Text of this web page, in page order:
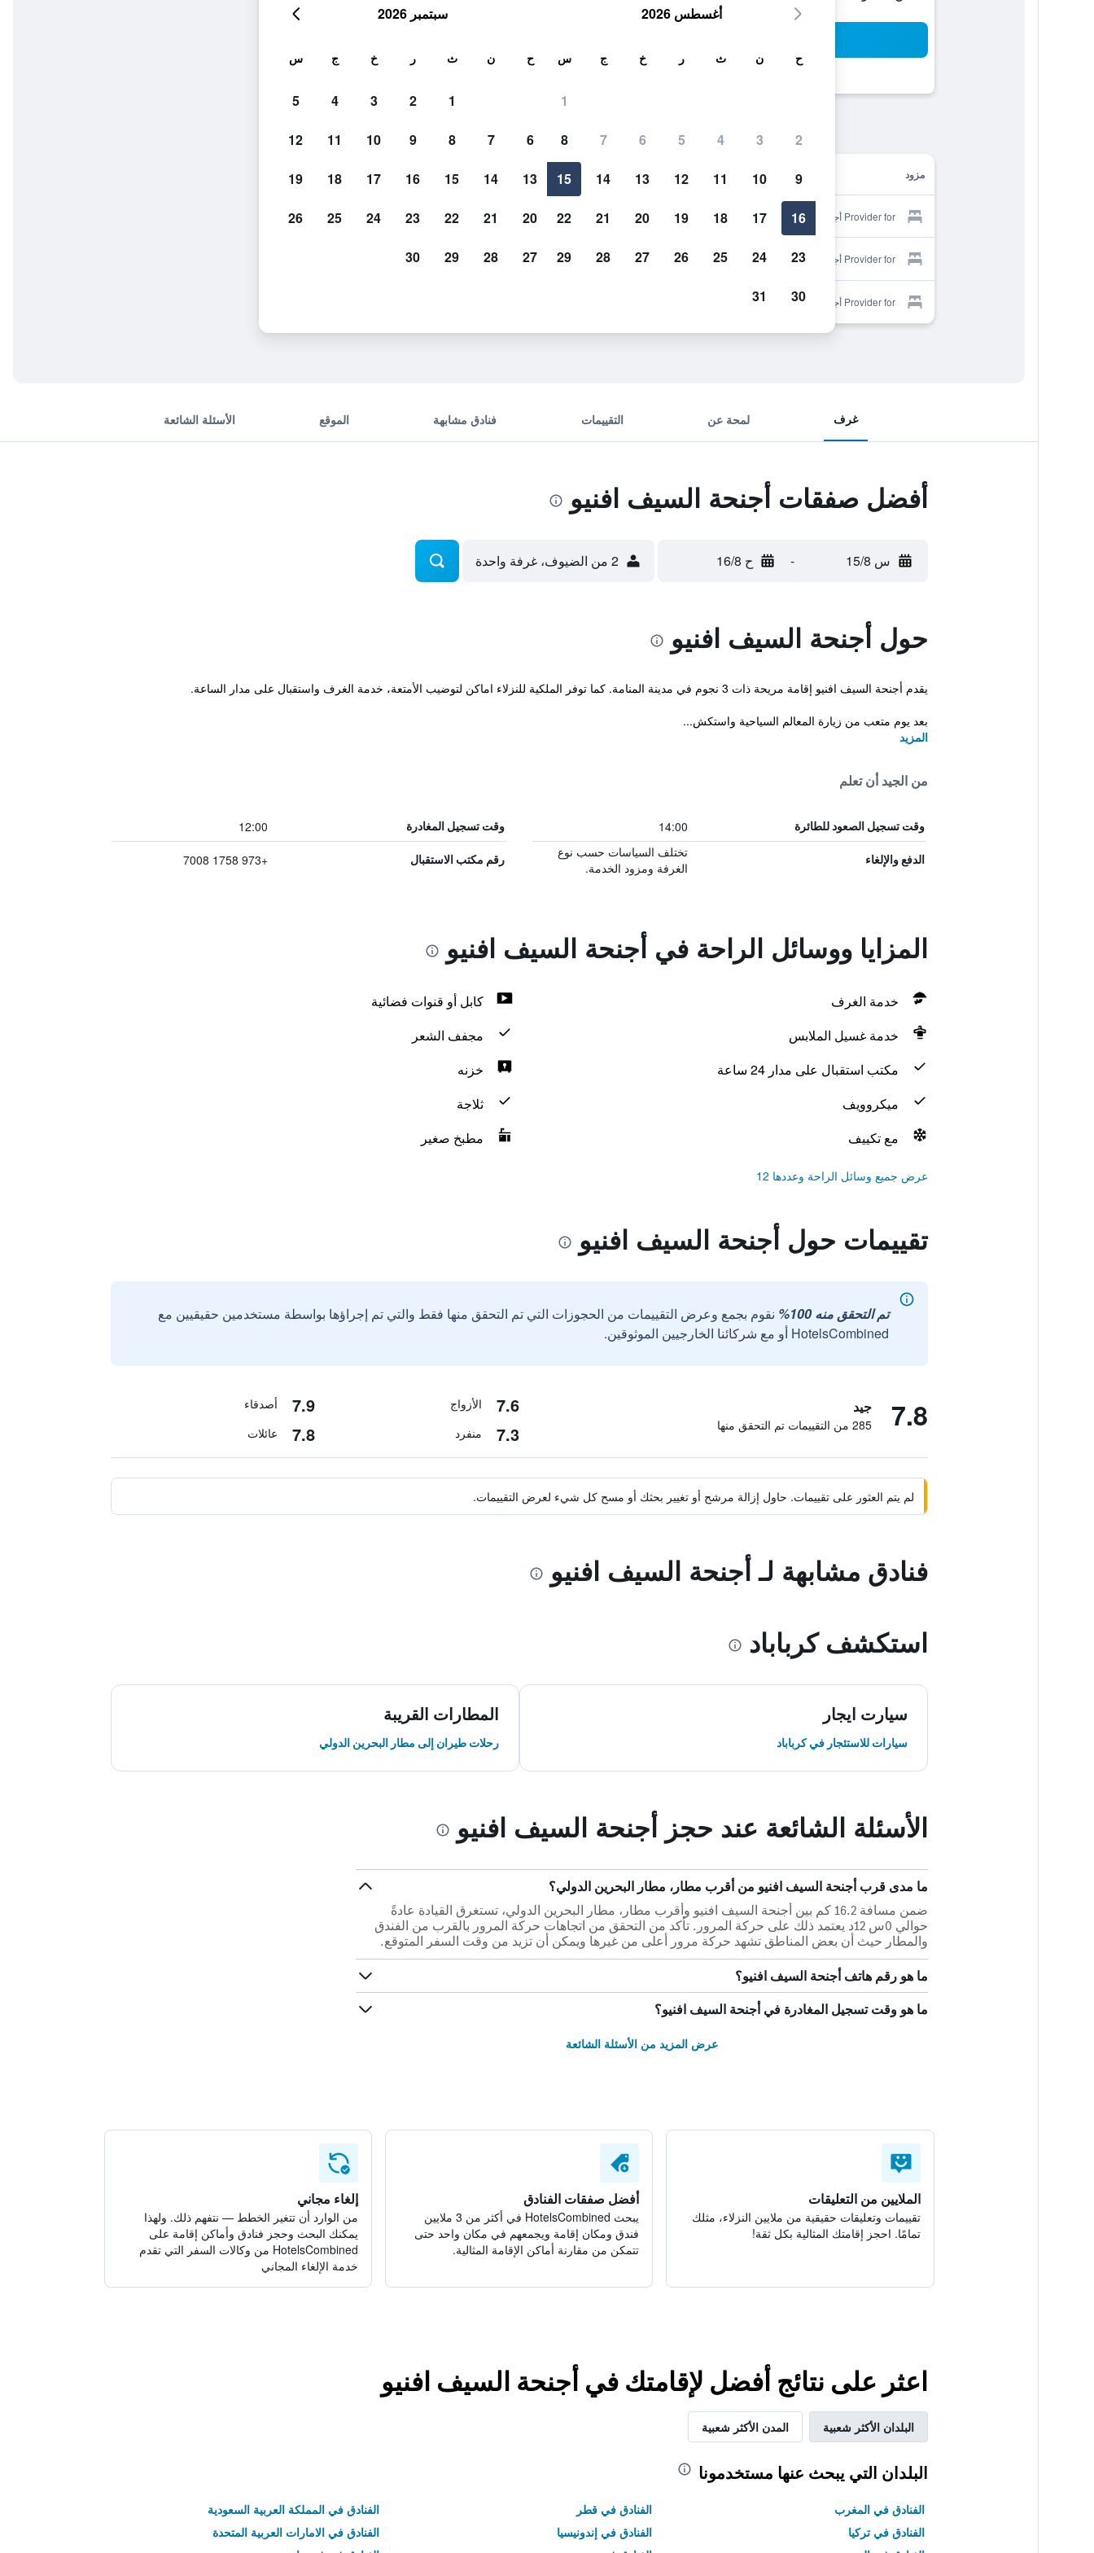
مزود
Provider for أجنحة السيف افنيو عرض الأسعار
Provider for أجنحة السيف افنيو عرض الأسعار
Provider for أجنحة السيف افنيو
غرف لمحة عن التقييمات فنادق مشابهة الموقع الأسئلة الشائعة
أفضل صفقات أجنحة السيف افنيو
س 15/8 - ح 16/8 2 من الضيوف، غرفة واحدة
حول أجنحة السيف افنيو
يقدم أجنحة السيف افنيو إقامة مريحة ذات 3 نجوم في مدينة المنامة. كما توفر الملكية للنزلاء اماكن لتوضيب الأمتعة، خدمة الغرف واستقبال على مدار الساعة.
بعد يوم متعب من زيارة المعالم السياحية واستكش...
المزيد
من الجيد أن تعلم
وقت تسجيل الصعود للطائرة 14:00 وقت تسجيل المغادرة 12:00
الدفع والإلغاء
تختلف السياسات حسب نوع
الغرفة ومزود الخدمة.
رقم مكتب الاستقبال +973 1758 7008
المزايا ووسائل الراحة في أجنحة السيف افنيو
خدمة الغرف
كابل أو قنوات فضائية
خدمة غسيل الملابس
مجفف الشعر
مكتب استقبال على مدار 24 ساعة
خزنه
ميكروويف
ثلاجة
مع تكييف
مطبخ صغير
عرض جميع وسائل الراحة وعددها 12
تقييمات حول أجنحة السيف افنيو
تم التحقق منه 100%
نقوم بجمع وعرض التقييمات من الحجوزات التي تم التحقق منها فقط والتي تم إجراؤها بواسطة مستخدمين حقيقيين مع
HotelsCombined أو مع شركائنا الخارجيين الموثوقين.
7.8 جيد
285 من التقييمات تم التحقق منها
7.6 الأزواج 7.9 أصدقاء
7.3 منفرد 7.8 عائلات
لم يتم العثور على تقييمات. حاول إزالة مرشح أو تغيير بحثك أو مسح كل شيء لعرض التقييمات.
فنادق مشابهة لـ أجنحة السيف افنيو
استكشف كرباباد
سيارت ايجار
سيارات للاستئجار في كرباباد
المطارات القريبة
رحلات طيران إلى مطار البحرين الدولي
الأسئلة الشائعة عند حجز أجنحة السيف افنيو
ما مدى قرب أجنحة السيف افنيو من أقرب مطار، مطار البحرين الدولي؟
ضمن مسافة 16.2 كم بين أجنحة السيف افنيو وأقرب مطار، مطار البحرين الدولي، تستغرق القيادة عادةً
حوالي 0س 12د يعتمد ذلك على حركة المرور. تأكد من التحقق من اتجاهات حركة المرور بالقرب من الفندق
والمطار حيث أن بعض المناطق تشهد حركة مرور أعلى من غيرها ويمكن أن تزيد من وقت السفر المتوقع.
ما هو رقم هاتف أجنحة السيف افنيو؟
ما هو وقت تسجيل المغادرة في أجنحة السيف افنيو؟
عرض المزيد من الأسئلة الشائعة
الملايين من التعليقات
تقييمات وتعليقات حقيقية من ملايين النزلاء، مثلك
تمامًا. احجز إقامتك المثالية بكل ثقة!
أفضل صفقات الفنادق
يبحث HotelsCombined في أكثر من 3 ملايين
فندق ومكان إقامة ويجمعهم في مكان واحد حتى
تتمكن من مقارنة أماكن الإقامة المثالية.
إلغاء مجاني
من الوارد أن تتغير الخطط — نتفهم ذلك. ولهذا
يمكنك البحث وحجز فنادق وأماكن إقامة على
HotelsCombined من وكالات السفر التي تقدم
خدمة الإلغاء المجاني
اعثر على نتائج أفضل لإقامتك في أجنحة السيف افنيو
البلدان الأكثر شعبية المدن الأكثر شعبية
البلدان التي يبحث عنها مستخدمونا
الفنادق في المغرب الفنادق في قطر
الفنادق في المملكة العربية السعودية
الفنادق في تركيا
الفنادق في إندونيسيا
الفنادق في الامارات العربية المتحدة
أغسطس 2026
ح ن ث ر خ ج س
1
2
3
4
5
6
7
8
9
10
11
12
13
14
15
16
17
18
19
20
21
22
23
24
25
26
27
28
29
30
31
سبتمبر 2026
ح ن ث ر خ ج س
1
2
3
4
5
6
7
8
9
10
11
12
13
14
15
16
17
18
19
20
21
22
23
24
25
26
27
28
29
30